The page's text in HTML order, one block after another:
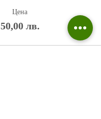
Цена
50,00 лв.